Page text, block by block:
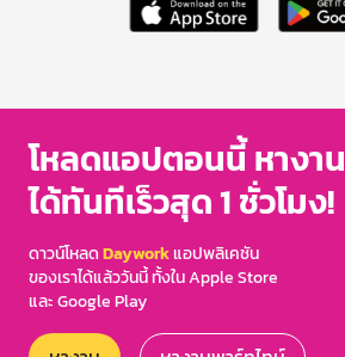
โหลดแอปตอนนี้ หางาน
ได้ทันทีเร็วสุด 1 ชั่วโมง!
ดาวน์โหลดDayworkแอปพลิเคชัน
ของเราได้แล้ววันนี้ ทั้งใน Apple Store
และ Google Play